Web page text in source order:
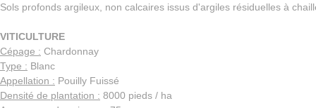
Sols profonds argileux, non calcaires issus d'argiles résiduelles à
VITICULTURE
Cépage : Chardonnay
Type : Blanc
Appellation : Pouilly Fuissé
Densité de plantation : 8000 pieds / ha